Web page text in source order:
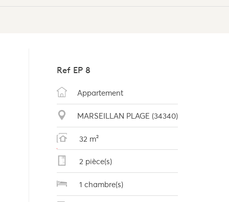
Ref EP 8
Appartement
MARSEILLAN PLAGE (34340)
32 m²
2 pièce(s)
1 chambre(s)